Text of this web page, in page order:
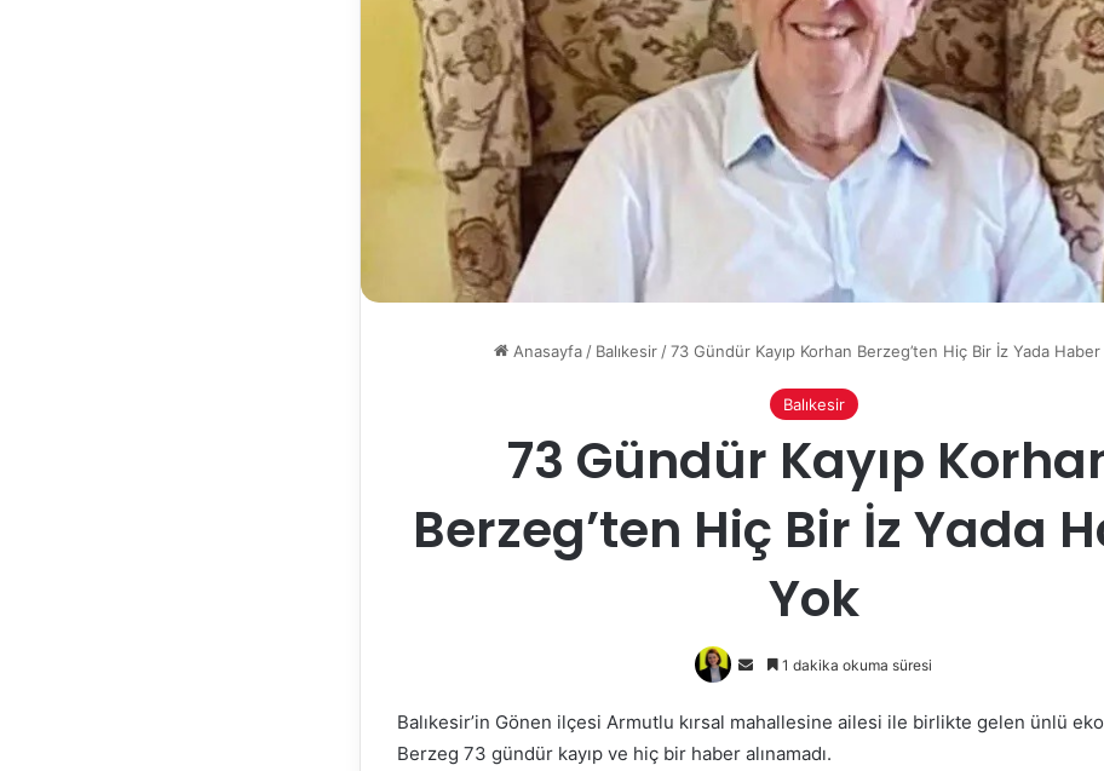
Anasayfa/ Balıkesir/73 Gündür Kayıp Korhan Berzeg’ten Hiç Bir İz Yada
Balıkesir
73 Gündür Kayıp
Berzeg’ten Hiç Bir İz Yada
Yok
Bir
posta
göndermek
1 dakika okuma süresi
Balıkesir’in Gönen ilçesi Armutlu kırsal mahallesine ailesi ile birlikte gelen ünlü
Berzeg 73 gündür kayıp ve hiç bir haber alınamadı.